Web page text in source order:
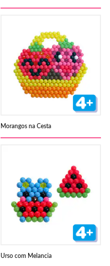
Morangos na Cesta
Urso com Melancia